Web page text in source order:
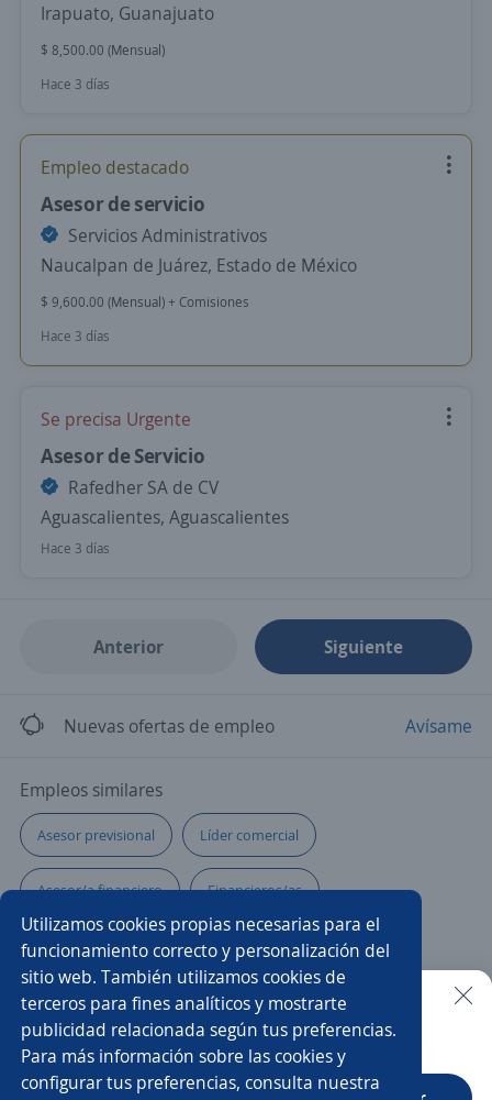
Utilizamos cookies propias necesarias para el
funcionamiento correcto y personalización del
sitio web. También utilizamos cookies de
terceros para fines analíticos y mostrarte
publicidad relacionada según tus preferencias.
Para más información sobre las cookies y
configurar tus preferencias, consulta nuestra
Irapuato, Guanajuato
$ 8,500.00 (Mensual)
Hace 3 días
Empleo destacado
Asesor de servicio
Servicios Administrativos
Naucalpan de Juárez, Estado de México
$ 9,600.00 (Mensual) + Comisiones
Hace 3 días
Se precisa Urgente
Asesor de Servicio
Rafedher SA de CV
Aguascalientes, Aguascalientes
Hace 3 días
Anterior Siguiente
Nuevas ofertas de empleo Avísame
Empleos similares
Asesor previsional Líder comercial
Asesor/a financiero Financieros/as
Promotor/a de cambaceo Asesor/a telefónico
Consultor/a Asesor profesional Vendedor/a
Asesor/a patrimonial Asesor/a comercial
Buscar es más fácil en la app